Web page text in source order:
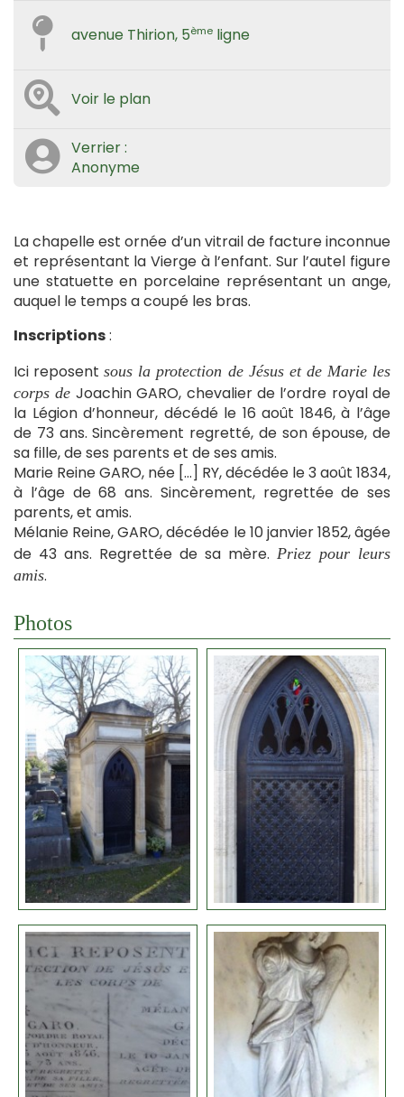
avenue Thirion, 5ème ligne
Voir le plan
Verrier :
Anonyme
La chapelle est ornée d’un vitrail de facture inconnue
et représentant la Vierge à l’enfant. Sur l’autel figure
une statuette en porcelaine représentant un ange,
auquel le temps a coupé les bras.
Inscriptions:
Ici reposentsous la protection de Jésus et de Marie les
corps de Joachin GARO, chevalier de l’ordre royal de
la Légion d’honneur, décédé le 16 août 1846, à l’âge
de 73 ans. Sincèrement regretté, de son épouse, de
sa fille, de ses parents et de ses amis.
Marie Reine GARO, née […] RY, décédée le 3 août 1834,
à l’âge de 68 ans. Sincèrement, regrettée de ses
parents, et amis.
Mélanie Reine, GARO, décédée le 10 janvier 1852, âgée
de 43 ans. Regrettée de sa mère. Priez pour leurs
amis.
Photos